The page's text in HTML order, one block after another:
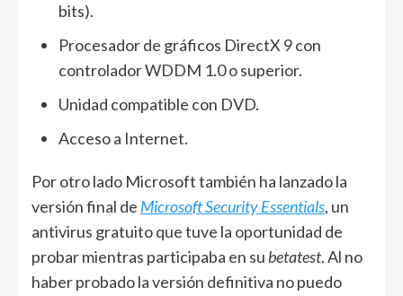
bits).
Procesador de gráficos DirectX 9 con
controlador WDDM 1.0 o superior.
Unidad compatible con DVD.
Acceso a Internet.
Por otro lado Microsoft también ha lanzado la
versión final de Microsoft Security Essentials, un
antivirus gratuito que tuve la oportunidad de
probar mientras participaba en su betatest. Al no
haber probado la versión definitiva no puedo